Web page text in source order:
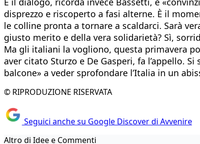
disprezzo e riscoperto a fasi alterne. È il
le colline pronta a tornare a scaldarci. Sarà
giusto merito e della vera solidarietà? Sì,
Ma gli italiani la vogliono, questa primavera
aver citato Sturzo e De Gasperi, fa l’appello.
balcone» a veder sprofondare l’Italia in un
© RIPRODUZIONE RISERVATA
Seguici anche su Google Discover di Avvenire
Altro di Idee e Commenti